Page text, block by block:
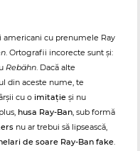
americani cu prenumele Ray
. Ortografii incorecte sunt și:
Rebähn. Dacă alte
din aceste nume, te
cu o imitație și nu
husa Ray-Ban, sub formă
nu ar trebui să lipsească,
de soare Ray-Ban fake.